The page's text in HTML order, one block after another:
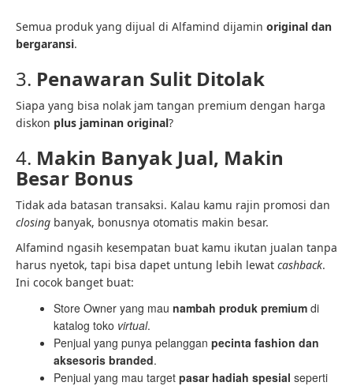
Semua produk yang dijual di Alfamind dijamin original dan
bergaransi.
3. Penawaran Sulit Ditolak
Siapa yang bisa nolak jam tangan premium dengan harga
diskon plus jaminan original?
4. Makin Banyak Jual, Makin
Besar Bonus
Tidak ada batasan transaksi. Kalau kamu rajin promosi dan
closing banyak, bonusnya otomatis makin besar.
Alfamind ngasih kesempatan buat kamu ikutan jualan tanpa
harus nyetok, tapi bisa dapet untung lebih lewat cashback.
Ini cocok banget buat:
Store Owner yang mau nambah produk premium di
katalog toko virtual.
Penjual yang punya pelanggan pecinta fashion dan
aksesoris branded.
Penjual yang mau target pasar hadiah spesial seperti